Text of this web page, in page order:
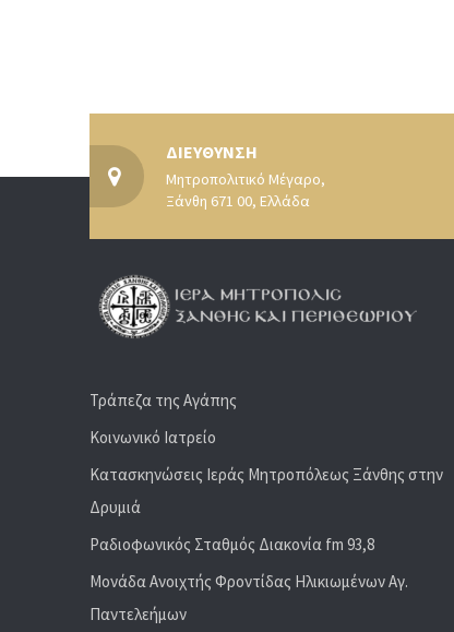
ΔΙΕΥΘΥΝΣΗ
Μητροπολιτικό Μέγαρο,
Ξάνθη 671 00, Ελλάδα
Τράπεζα της Αγάπης
Κοινωνικό Ιατρείο
Κατασκηνώσεις Ιεράς Μητροπόλεως Ξάνθης στην
Δρυμιά
Ραδιoφωνικός Σταθμός Διακονία fm 93,8
Μονάδα Ανοιχτής Φροντίδας Ηλικιωμένων Αγ.
Παντελεήμων